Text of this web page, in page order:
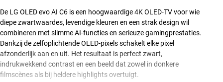
De LG OLED evo AI C6 is een hoogwaardige 4K OLED-TV voor wie
diepe zwartwaardes, levendige kleuren en een strak design wil
combineren met slimme AI-functies en serieuze gamingprestaties.
Dankzij de zelfoplichtende OLED-pixels schakelt elke pixel
afzonderlijk aan en uit. Het resultaat is perfect zwart,
indrukwekkend contrast en een beeld dat zowel in donkere
filmscènes als bij heldere highlights overtuigt.